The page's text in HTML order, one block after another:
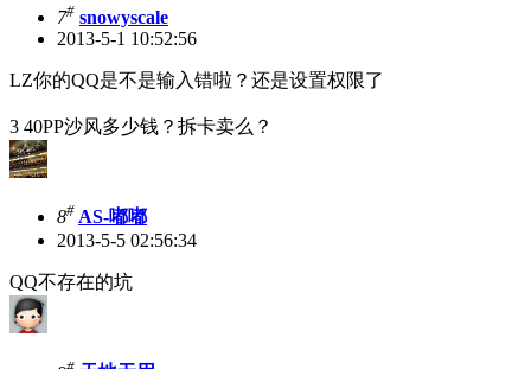
7# snowyscale
2013-5-1 10:52:56
LZ你的QQ是不是输入错啦？还是设置权限了
3 40PP沙风多少钱？拆卡卖么？
8# AS-嘟嘟
2013-5-5 02:56:34
QQ不存在的坑